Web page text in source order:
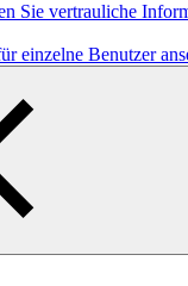
Sie vertrauliche
einzelne Benutzer